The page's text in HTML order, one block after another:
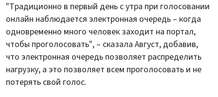
"Традиционно в первый день с утра при голосовании
онлайн наблюдается электронная очередь – когда
одновременно много человек заходит на портал,
чтобы проголосовать", – сказала Август, добавив,
что электронная очередь позволяет распределить
нагрузку, а это позволяет всем проголосовать и не
потерять свой голос.